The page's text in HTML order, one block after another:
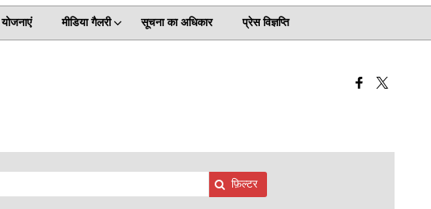
योजनाएं मीडिया गैलरी सूचना का अधिकार प्रेस विज्ञप्ति
फ़िल्टर